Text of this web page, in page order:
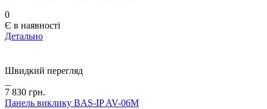
0
Є в наявності
Детально
Швидкий перегляд
7 830 грн.
Панель виклику BAS-IP AV-06M